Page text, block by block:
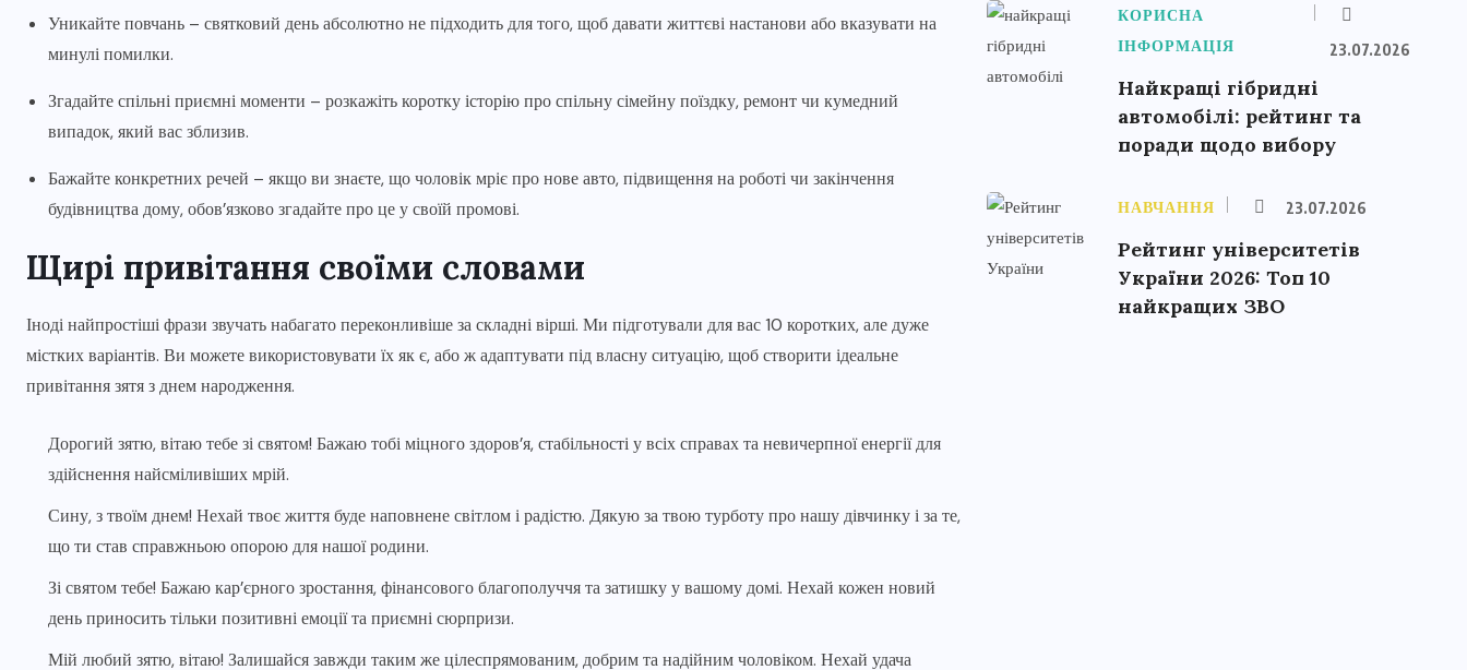
Уникайте повчань – святковий день абсолютно не підходить для того, щоб давати життєві настанови або вказувати на
минулі помилки.
Згадайте спільні приємні моменти – розкажіть коротку історію про спільну сімейну поїздку, ремонт чи кумедний
випадок, який вас зблизив.
Бажайте конкретних речей – якщо ви знаєте, що чоловік мріє про нове авто, підвищення на роботі чи закінчення
будівництва дому, обов’язково згадайте про це у своїй промові.
Щирі привітання своїми словами
Іноді найпростіші фрази звучать набагато переконливіше за складні вірші. Ми підготували для вас 10 коротких, але дуже
містких варіантів. Ви можете використовувати їх як є, або ж адаптувати під власну ситуацію, щоб створити ідеальне
привітання зятя з днем народження.
Дорогий зятю, вітаю тебе зі святом! Бажаю тобі міцного здоров’я, стабільності у всіх справах та невичерпної енергії для
здійснення найсміливіших мрій.
Сину, з твоїм днем! Нехай твоє життя буде наповнене світлом і радістю. Дякую за твою турботу про нашу дівчинку і за те,
що ти став справжньою опорою для нашої родини.
Зі святом тебе! Бажаю кар’єрного зростання, фінансового благополуччя та затишку у вашому домі. Нехай кожен новий
день приносить тільки позитивні емоції та приємні сюрпризи.
Мій любий зятю, вітаю! Залишайся завжди таким же цілеспрямованим, добрим та надійним чоловіком. Нехай удача
КОРИСНА
ІНФОРМАЦІЯ
23.07.2026
Найкращі гібридні
автомобілі: рейтинг та
поради щодо вибору
НАВЧАННЯ 23.07.2026
Рейтинг університетів
України 2026: Топ 10
найкращих ЗВО